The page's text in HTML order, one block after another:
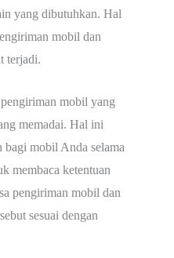
yang dibutuhkan. Hal
mobil dan
terjadi.
mobil yang
memadai. Hal ini
bagi mobil Anda selama
membaca ketentuan
pengiriman mobil dan
sesuai dengan